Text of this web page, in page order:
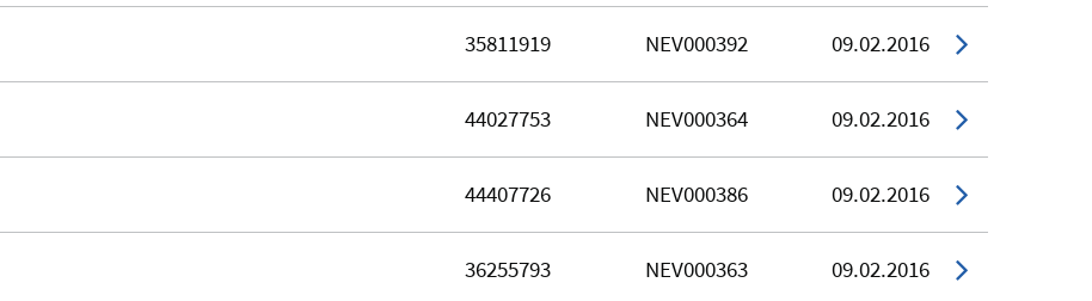
35811919 NEV000392 09.02.2016
44027753 NEV000364 09.02.2016
44407726 NEV000386 09.02.2016
36255793 NEV000363 09.02.2016